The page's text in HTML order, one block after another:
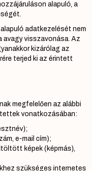
alapuló, a
adatkezelését nem
avagy visszavonása. Az
kizárólag az
terjed ki az érintett
megfelelően az alábbi
vonatkozásában:
e-mail cím);
képek (képmás),
szükséges internetes